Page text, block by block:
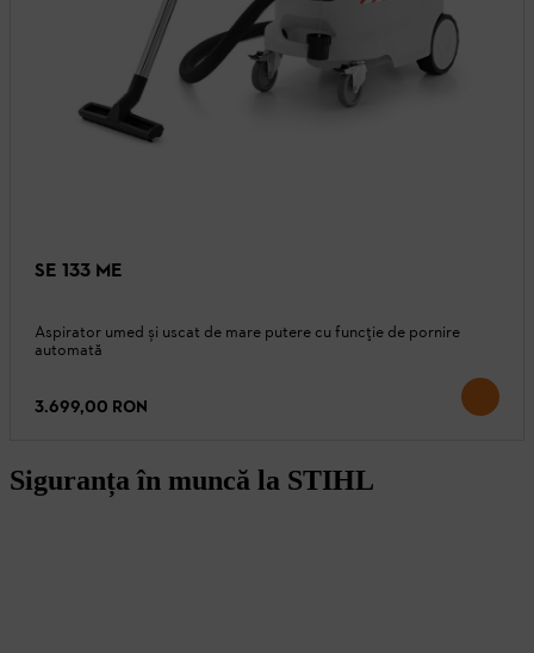
SE 133 ME
Aspirator umed și uscat de mare putere cu funcție de pornire
automată
3.699,00 RON
Siguranța în muncă la STIHL